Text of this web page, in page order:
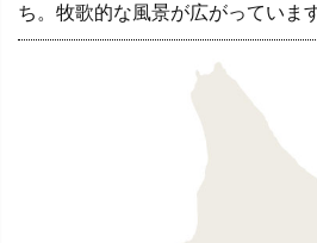
ち。牧歌的な風景が広がっています